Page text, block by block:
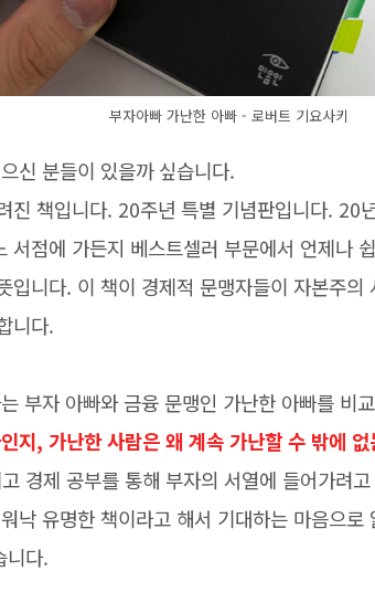
부자아빠 가난한 아빠 - 로버트 기요사키
신 분들이 있을까 싶습니다.
진 책입니다. 20주년 특별 기념판입니다. 20
서점에 가든지 베스트셀러 부문에서 언제나
입니다. 이 책이 경제적 문맹자들이 자본주
니다.
부자 아빠와 금융 문맹인 가난한 아빠를 비
지, 가난한 사람은 왜 계속 가난할 수 밖에
경제 공부를 통해 부자의 서열에 들어가려
낙 유명한 책이라고 해서 기대하는 마음으로
니다.